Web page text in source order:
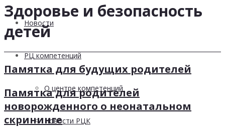
Новости
РЦ компетенций
О центре компетенций
Новости РЦК
Здоровье и безопасность
детей
Памятка для будущих родителей
Памятка для родителей
новорожденного о неонатальном
скрининге